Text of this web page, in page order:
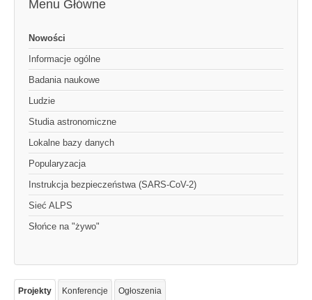
Menu Główne
Nowości
Informacje ogólne
Badania naukowe
Ludzie
Studia astronomiczne
Lokalne bazy danych
Popularyzacja
Instrukcja bezpieczeństwa (SARS-CoV-2)
Sieć ALPS
Słońce na "żywo"
Projekty Konferencje Ogłoszenia